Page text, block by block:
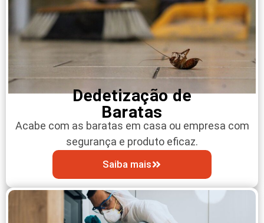
Dedetização de
Baratas
Acabe com as baratas em casa ou empresa com
segurança e produto eficaz.
Saiba mais